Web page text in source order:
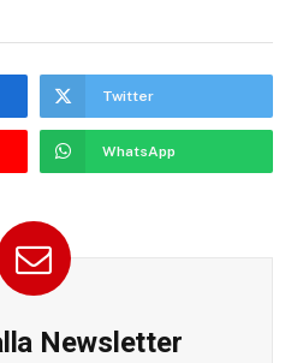
Twitter
WhatsApp
Newsletter